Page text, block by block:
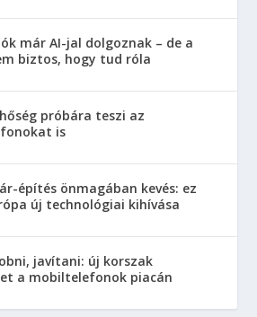
már AI-jal dolgoznak – de a
biztos, hogy tud róla
próbára teszi az
is
építés önmagában kevés: ez
új technológiai kihívása
javítani: új korszak
a mobiltelefonok piacán